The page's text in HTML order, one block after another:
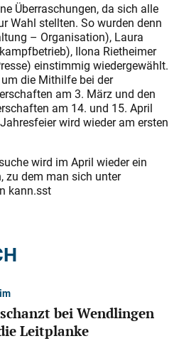
Überraschungen, da sich alle
Wahl stellten. So wurden denn
– Organisation), Laura
Ilona Rietheimer
einstimmig wiedergewählt.
die Mithilfe bei der
am 3. März und den
am 14. und 15. April
wird wieder am ersten
wird im April wieder ein
zu dem man sich unter
kann.sst
bei Wendlingen
Leitplanke